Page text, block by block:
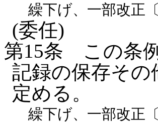
繰下げ、一部改正
(委任)
第15条 この条
記録の保存その
定める。
繰下げ、一部改正